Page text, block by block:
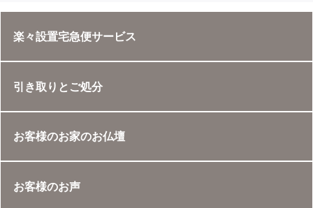
楽々設置宅急便サービス
引き取りとご処分
お客様のお家のお仏壇
お客様のお声